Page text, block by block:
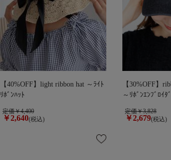
【40%OFF】light ribbon hat ～ﾗｲﾄ
ﾘﾎﾞﾝﾊｯﾄ
定価￥4,400
￥2,640(税込)
【30%OFF】
～ﾘﾎﾞﾝｴﾝﾌﾞﾛｲﾀ
定価￥3,828
￥2,679(税込)